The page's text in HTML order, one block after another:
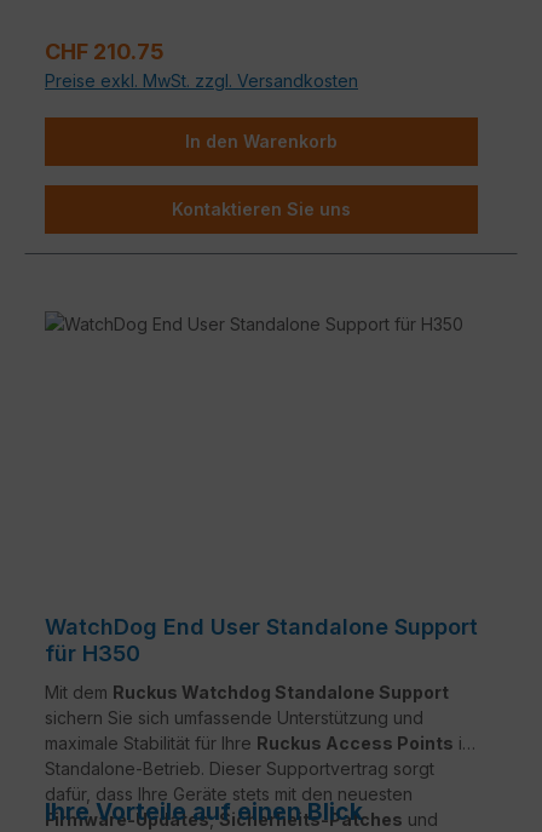
Verkaufspreis:
CHF 210.75
Preise exkl. MwSt. zzgl. Versandkosten
In den Warenkorb
Kontaktieren Sie uns
WatchDog End User Standalone Support
für H350
Mit dem Ruckus Watchdog Standalone Support
sichern Sie sich umfassende Unterstützung und
maximale Stabilität für Ihre Ruckus Access Points im
Standalone-Betrieb. Dieser Supportvertrag sorgt
dafür, dass Ihre Geräte stets mit den neuesten
Firmware-Updates,Sicherheits-Patches und
Ihre Vorteile auf einen Blick